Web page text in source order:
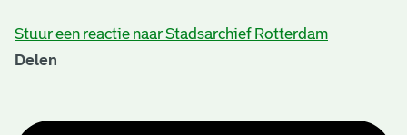
Stuur een reactie naar Stadsarchief Rotterdam
Delen